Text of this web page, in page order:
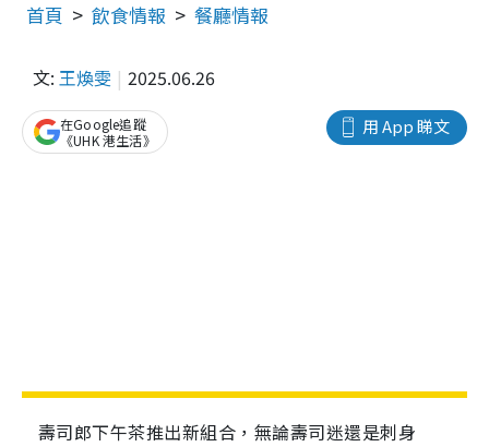
首頁 飲食情報 餐廳情報
文: 王煥雯 2025.06.26
用 App 睇文
在Google追蹤
《UHK 港生活》
壽司郎下午茶推出新組合，無論壽司迷還是刺身